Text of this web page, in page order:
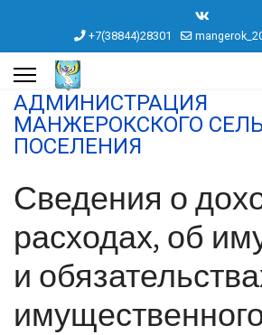
+7(38844)28301
АДМИНИСТРАЦИЯ
МАНЖЕРОКСКОГО
ПОСЕЛЕНИЯ
Сведения о
расходах, об
и